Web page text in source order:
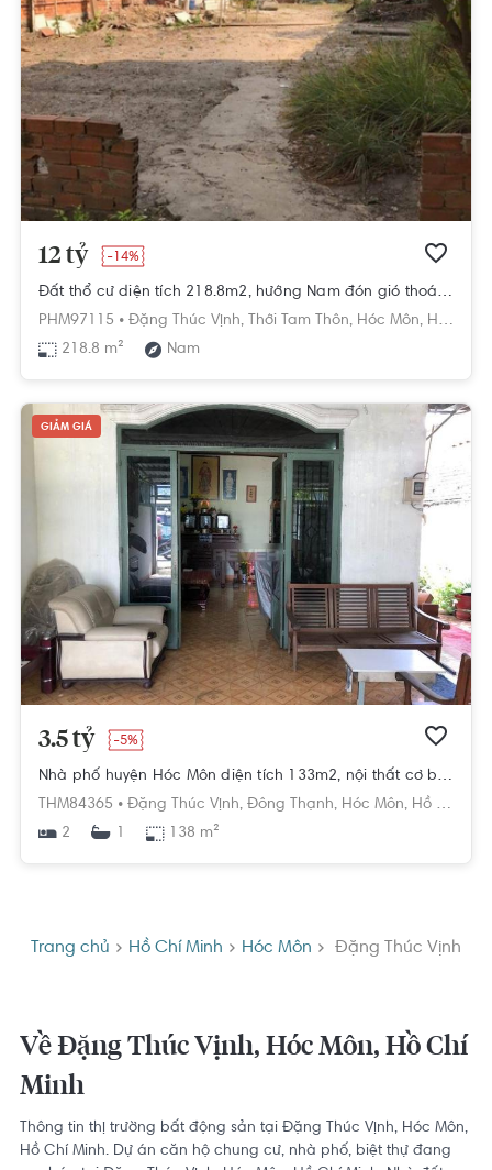
12 tỷ -14%
Đất thổ cư diện tích 218.8m2, hướng Nam đón gió thoáng mát.
PHM97115 • Đặng Thúc Vịnh, Thới Tam Thôn, Hóc Môn, Hồ Chí Minh
218.8 m²
Nam
GIẢM GIÁ
3.5 tỷ -5%
Nhà phố huyện Hóc Môn diện tích 133m2, nội thất cơ bản.
THM84365 • Đặng Thúc Vịnh, Đông Thạnh, Hóc Môn, Hồ Chí Minh
2
1 138 m²
Trang chủ Hồ Chí Minh Hóc Môn Đặng Thúc Vịnh
Về Đặng Thúc Vịnh, Hóc Môn, Hồ Chí
Minh
Thông tin thị trường bất động sản tại Đặng Thúc Vịnh, Hóc Môn,
Hồ Chí Minh. Dự án căn hộ chung cư, nhà phố, biệt thự đang